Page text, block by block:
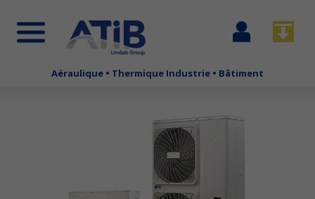
Aéraulique • Thermique Industrie • Bâtiment